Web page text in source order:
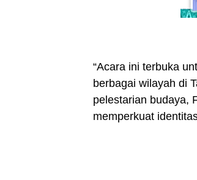
“Acara ini terbuka
berbagai wilayah di
pelestarian budaya,
memperkuat